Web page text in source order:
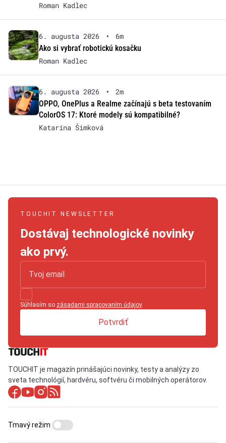
Roman Kadlec
6. augusta 2026 •
6m
Ako si vybrať robotickú kosačku
Roman Kadlec
6. augusta 2026 •
2m
OPPO, OnePlus a Realme začínajú s beta testovaním
ColorOS 17: Ktoré modely sú kompatibilné?
Katarína Šimková
TOUCHIT NEWSLETTER
Dostávaj technologické novinky
ako prvý.
Súhlasím so zásadami spracovaním údajov.
Potvrdiť
TOUCHIT je magazín prinášajúci novinky, testy a analýzy zo
sveta technológií, hardvéru, softvéru či mobilných operátorov.
Tmavý režim